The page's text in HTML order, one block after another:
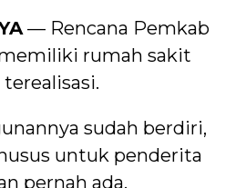
— Rencana Pemkab
rumah sakit
sudah berdiri,
untuk penderita
pernah ada.